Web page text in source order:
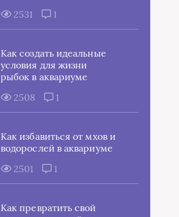
2531
1
Как создать идеальные
условия для жизни
рыбок в аквариуме
2508
1
Как избавиться от мхов и
водорослей в аквариуме
2501
1
Как превратить свой